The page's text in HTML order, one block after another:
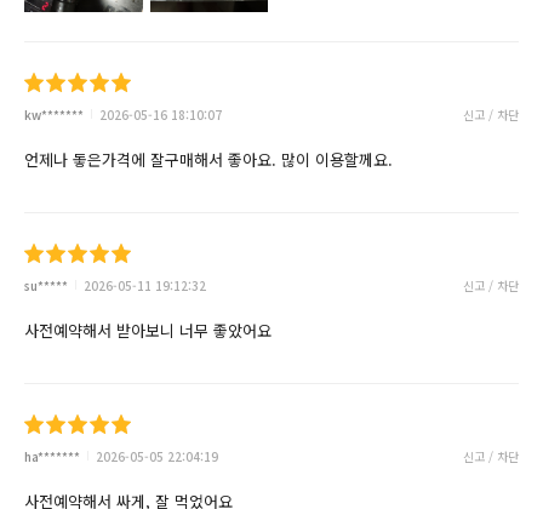
kw******* 2026-05-16 18:10:07 신고 / 차단
언제나 돟은가격에 잘구매해서 좋아요. 많이 이용할께요.
su***** 2026-05-11 19:12:32 신고 / 차단
사전예약해서 받아보니 너무 좋았어요
ha******* 2026-05-05 22:04:19 신고 / 차단
사전예약해서 싸게, 잘 먹었어요